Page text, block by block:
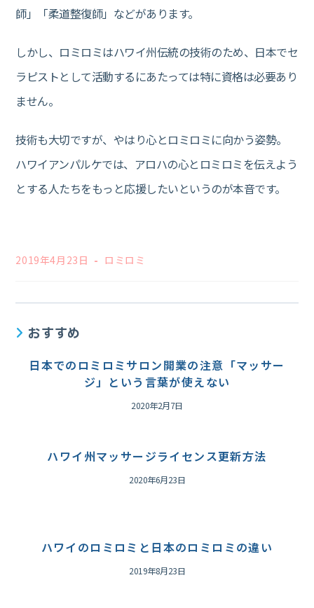
師」「柔道整復師」などがあります。
しかし、ロミロミはハワイ州伝統の技術のため、日本でセ
ラピストとして活動するにあたっては特に資格は必要あり
ません。
技術も大切ですが、やはり心とロミロミに向かう姿勢。
ハワイアンパルケでは、アロハの心とロミロミを伝えよう
とする人たちをもっと応援したいというのが本音です。
投
2019年4月23日
投
ロミロミ
おすすめ
日本でのロミロミサロン開業の注意「マッサー
ジ」という言葉が使えない
2020年2月7日
ハワイ州マッサージライセンス更新方法
2020年6月23日
ハワイのロミロミと日本のロミロミの違い
2019年8月23日